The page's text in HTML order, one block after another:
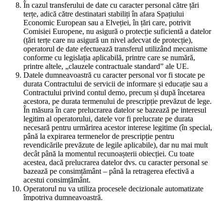
În cazul transferului de date cu caracter personal către țări
terțe, adică către destinatari stabiliți în afara Spațiului
Economic European sau a Elveției, în țări care, potrivit
Comisiei Europene, nu asigură o protecție suficientă a datelor
(țări terțe care nu asigură un nivel adecvat de protecție),
operatorul de date efectuează transferul utilizând mecanisme
conforme cu legislația aplicabilă, printre care se numără,
printre altele, „clauzele contractuale standard” ale UE.
Datele dumneavoastră cu caracter personal vor fi stocate pe
durata Contractului de servicii de informare și educație sau a
Contractului privind contul demo, precum și după încetarea
acestora, pe durata termenului de prescripție prevăzut de lege.
În măsura în care prelucrarea datelor se bazează pe interesul
legitim al operatorului, datele vor fi prelucrate pe durata
necesară pentru urmărirea acestor interese legitime (în special,
până la expirarea termenelor de prescripție pentru
revendicările prevăzute de legile aplicabile), dar nu mai mult
decât până la momentul recunoașterii obiecției. Cu toate
acestea, dacă prelucrarea datelor dvs. cu caracter personal se
bazează pe consimțământ – până la retragerea efectivă a
acestui consimțământ.
Operatorul nu va utiliza procesele decizionale automatizate
împotriva dumneavoastră.